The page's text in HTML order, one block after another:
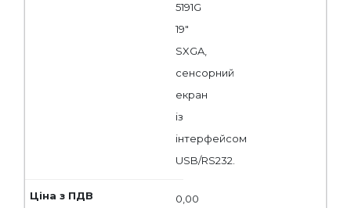
5191G
19"
SXGA,
сенсорний
екран
із
інтерфейсом
USB/RS232.
0,00